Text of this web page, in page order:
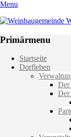
Menu
Weinbaugemeinde
Primärmenu
Weiter
zum
Startseite
Dorfleben
Der
Der